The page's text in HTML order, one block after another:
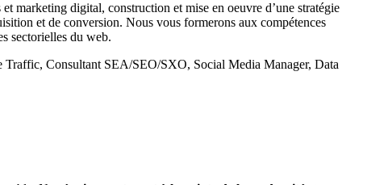
marketing digital, construction et mise en oeuvre d’une stratégie
et de conversion. Nous vous formerons aux compétences
sectorielles du web.
Consultant SEA/SEO/SXO, Social Media Manager, Data